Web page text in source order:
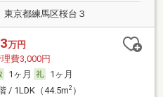
東京都練馬区桜台３
万円
費3,000円
1ヶ月
1ヶ月
/ 1LDK（44.5m2）